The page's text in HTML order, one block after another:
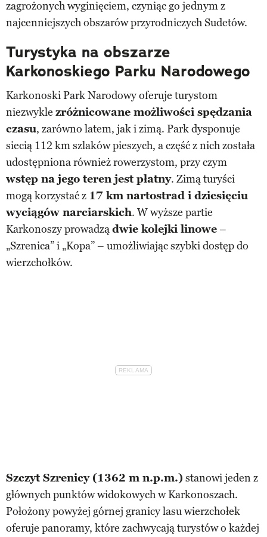
zagrożonych wyginięciem, czyniąc go jednym z
najcenniejszych obszarów przyrodniczych Sudetów.
Turystyka na obszarze
Karkonoskiego Parku Narodowego
Karkonoski Park Narodowy oferuje turystom
niezwykle zróżnicowane możliwości spędzania
czasu, zarówno latem, jak i zimą. Park dysponuje
siecią 112 km szlaków pieszych, a część z nich została
udostępniona również rowerzystom, przy czym
wstęp na jego teren jest płatny. Zimą turyści
mogą korzystać z 17 km nartostrad i dziesięciu
wyciągów narciarskich. W wyższe partie
Karkonoszy prowadządwie kolejki linowe–
„Szrenica” i „Kopa” – umożliwiając szybki dostęp do
wierzchołków.
Szczyt Szrenicy (1362 m n.p.m.) stanowi jeden z
głównych punktów widokowych w Karkonoszach.
Położony powyżej górnej granicy lasu wierzchołek
oferuje panoramy, które zachwycają turystów o każdej